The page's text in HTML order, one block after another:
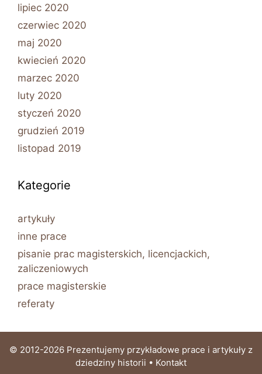
lipiec 2020
czerwiec 2020
maj 2020
kwiecień 2020
marzec 2020
luty 2020
styczeń 2020
grudzień 2019
listopad 2019
Kategorie
artykuły
inne prace
pisanie prac magisterskich, licencjackich,
zaliczeniowych
prace magisterskie
referaty
© 2012-2026 Prezentujemy przykładowe prace i artykuły z
dziedziny historii • Kontakt